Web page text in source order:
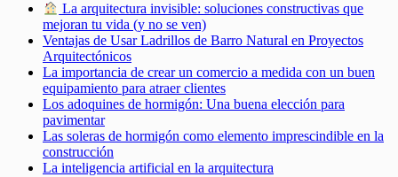
La arquitectura invisible: soluciones constructivas que
mejoran tu vida (y no se ven)
Ventajas de Usar Ladrillos de Barro Natural en Proyectos
Arquitectónicos
La importancia de crear un comercio a medida con un buen
equipamiento para atraer clientes
Los adoquines de hormigón: Una buena elección para
pavimentar
Las soleras de hormigón como elemento imprescindible en la
construcción
La inteligencia artificial en la arquitectura